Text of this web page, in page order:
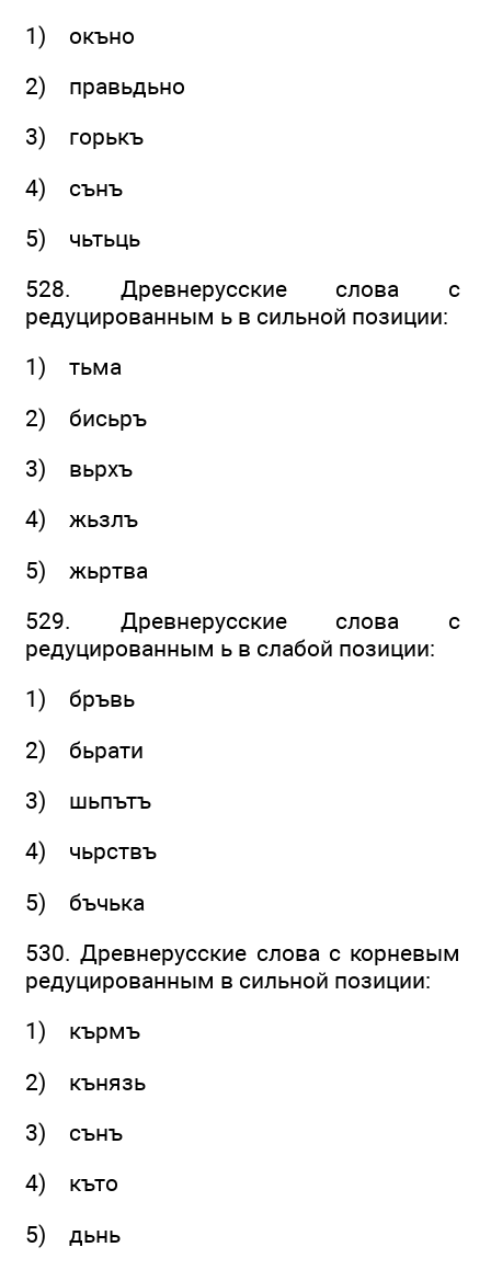
1) окъно
2) правьдьно
3) горькъ
4) сънъ
5) чьтьць
528. Древнерусские слова с
редуцированным ь в сильной позиции:
1) тьма
2) бисьръ
3) вьрхъ
4) жьзлъ
5) жьртва
529. Древнерусские слова с
редуцированным ь в слабой позиции:
1) бръвь
2) бьрати
3) шьпътъ
4) чьрствъ
5) бъчька
530. Древнерусские слова с корневым
редуцированным в сильной позиции:
1) кърмъ
2) кънязь
3) сънъ
4) къто
5) дьнь